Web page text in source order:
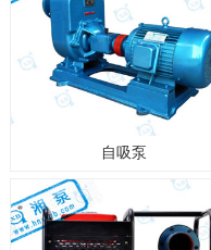
自吸泵